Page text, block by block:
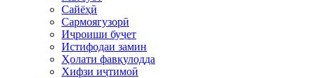
Сайёҳӣ
Сармоягузорӣ
Иҷроиши буҷет
Истифодаи замин
Ҳолати фавқулодда
Хифзи иҷтимоӣ